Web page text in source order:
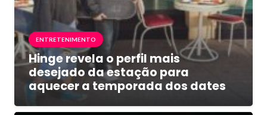
ENTRETENIMENTO
Hinge revela o perfil mais
desejado da estação para
aquecer a temporada dos dates